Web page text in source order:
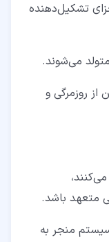
تشکیل‌دهنده
می‌شوند.
از روزمرگی و
متعهد باشد.
منجر به